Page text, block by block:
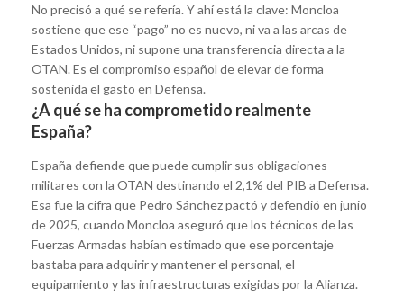
No precisó a qué se refería. Y ahí está la clave: Moncloa
sostiene que ese “pago” no es nuevo, ni va a las arcas de
Estados Unidos, ni supone una transferencia directa a la
OTAN. Es el compromiso español de elevar de forma
sostenida el gasto en Defensa.
¿A qué se ha comprometido realmente
España?
España defiende que puede cumplir sus obligaciones
militares con la OTAN destinando el 2,1% del PIB a Defensa.
Esa fue la cifra que Pedro Sánchez pactó y defendió en junio
de 2025, cuando Moncloa aseguró que los técnicos de las
Fuerzas Armadas habían estimado que ese porcentaje
bastaba para adquirir y mantener el personal, el
equipamiento y las infraestructuras exigidas por la Alianza.